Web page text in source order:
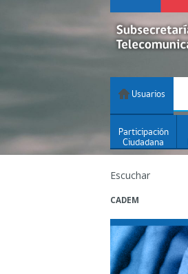
Usuarios
Participación
Ciudadana
Escuchar
CADEM